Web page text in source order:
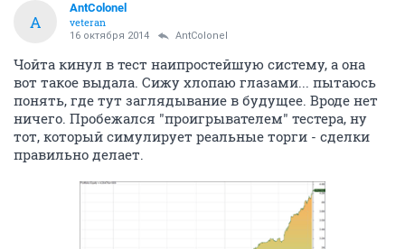
A
AntColonel
veteran
16 октября 2014 AntColonel
Чойта кинул в тест наипростейшую систему, а она
вот такое выдала. Сижу хлопаю глазами... пытаюсь
понять, где тут заглядывание в будущее. Вроде нет
ничего. Пробежался "проигрывателем" тестера, ну
тот, который симулирует реальные торги - сделки
правильно делает.